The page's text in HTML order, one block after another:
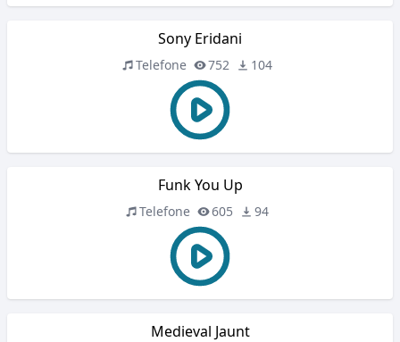
Sony Eridani
Telefone 752 104
Funk You Up
Telefone 605 94
Medieval Jaunt